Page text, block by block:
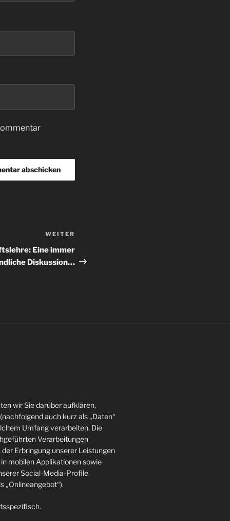
Beitrag
WEITER
Eine immer
Diskussion…
wir Sie darüber aufklären,
auch kurz als „Daten“
Umfang verarbeiten. Die
Verarbeitungen
Erbringung unserer Leistungen
mobilen Applikationen sowie
Social-Media-Profile
„Onlineangebot“).